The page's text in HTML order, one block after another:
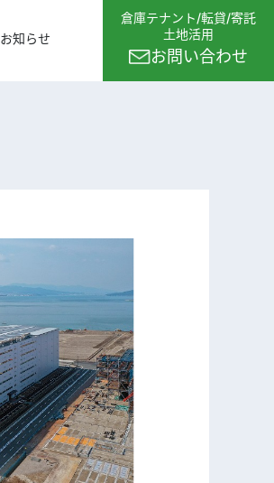
お知らせ
倉庫テナント/転貸/寄託
土地活用
お問い合わせ